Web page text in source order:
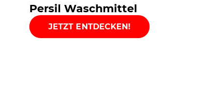
Persil Waschmittel
JETZT ENTDECKEN!